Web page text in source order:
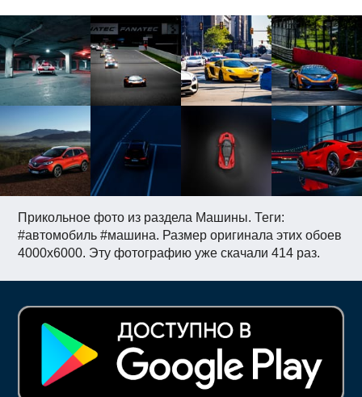
Прикольное фото из раздела Машины. Теги:
#автомобиль #машина. Размер оригинала этих обоев
4000x6000. Эту фотографию уже скачали 414 раз.